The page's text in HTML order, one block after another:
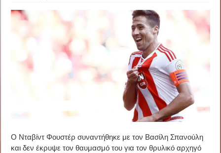
Ο Νταβίντ Φουστέρ συναντήθηκε με τον Βασίλη Σπανούλη
και δεν έκρυψε τον θαυμασμό του για τον θρυλικό αρχηγό